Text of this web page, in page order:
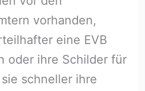
vorhanden,
eine EVB
oder ihre Schilder für
schneller ihre